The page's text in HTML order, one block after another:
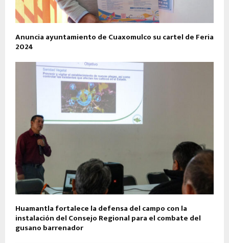
Anuncia ayuntamiento de Cuaxomulco su cartel de Feria
2024
Huamantla fortalece la defensa del campo con la
instalación del Consejo Regional para el combate del
gusano barrenador